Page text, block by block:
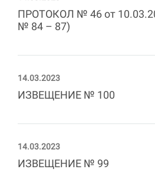
ПРОТОКОЛ № 46 от
№ 84 – 87)
14.03.2023
ИЗВЕЩЕНИЕ № 100
14.03.2023
ИЗВЕЩЕНИЕ № 99